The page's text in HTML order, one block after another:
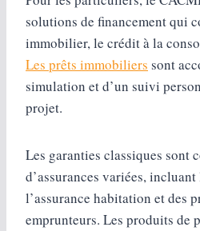
solutions de financement qui
immobilier, le crédit à la
Les prêts immobiliers sont
simulation et d’un suivi
projet.
Les garanties classiques sont
d’assurances variées,
l’assurance habitation et des
emprunteurs. Les produits de